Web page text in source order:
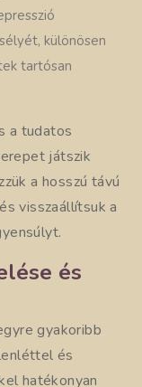
különösen
tartósan
a tudatos
játszik
a hosszú távú
visszaállítsuk a
és
gyakoribb
és
hatékonyan